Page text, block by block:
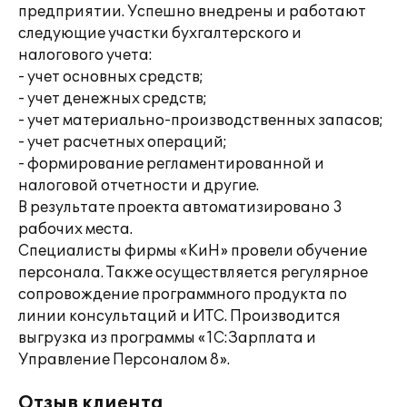
предприятии. Успешно внедрены и работают
следующие участки бухгалтерского и
налогового учета:
- учет основных средств;
- учет денежных средств;
- учет материально-производственных запасов;
- учет расчетных операций;
- формирование регламентированной и
налоговой отчетности и другие.
В результате проекта автоматизировано 3
рабочих места.
Специалисты фирмы «КиН» провели обучение
персонала. Также осуществляется регулярное
сопровождение программного продукта по
линии консультаций и ИТС. Производится
выгрузка из программы «1С:Зарплата и
Управление Персоналом 8».